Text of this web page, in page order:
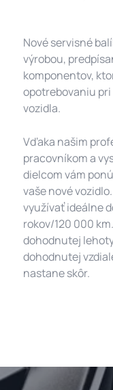
Nové servisné
výrobou,
komponentov,
opotrebovaniu
vozidla.
Vďaka našim
pracovníkom a
dielcom vám
vaše nové
využívať ideálne
rokov/120 000
dohodnutej
dohodnutej
nastane skôr.